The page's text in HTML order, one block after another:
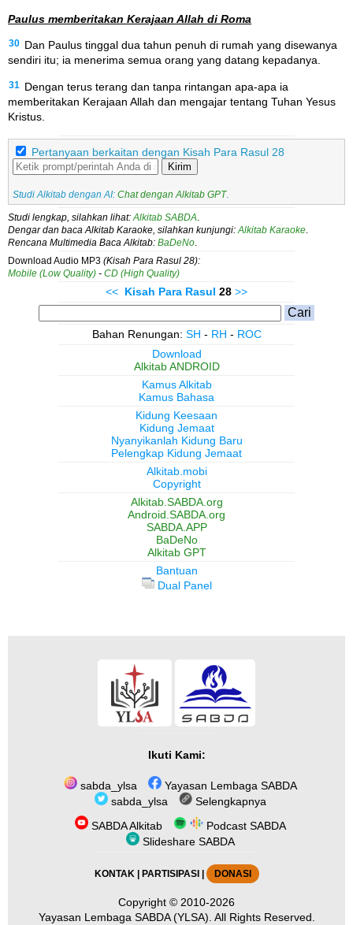
Paulus memberitakan Kerajaan Allah di Roma
30 Dan Paulus tinggal dua tahun penuh di rumah yang disewanya
sendiri itu; ia menerima semua orang yang datang kepadanya.
31
Dengan terus terang dan tanpa rintangan apa-apa ia
memberitakan Kerajaan Allah dan mengajar tentang Tuhan Yesus
Kristus.
Pertanyaan berkaitan dengan Kisah Para Rasul 28
Kirim
Studi Alkitab dengan AI: Chat dengan Alkitab GPT.
Studi lengkap, silahkan lihat: Alkitab SABDA
Dengar dan baca Alkitab Karaoke, silahkan kunjungi: Alkitab Karaoke
Rencana Multimedia Baca Alkitab: BaDeNo
Download Audio MP3 (Kisah Para Rasul 28):
Mobile (Low Quality) - CD (High Quality)
<< Kisah Para Rasul 28 >>
Bahan Renungan: SH - RH - ROC
Download
Alkitab ANDROID
Kamus Alkitab
Kamus Bahasa
Kidung Keesaan
Kidung Jemaat
Nyanyikanlah Kidung Baru
Pelengkap Kidung Jemaat
Alkitab.mobi
Copyright
Alkitab.SABDA.org
Android.SABDA.org
SABDA.APP
BaDeNo
Alkitab GPT
Bantuan
Dual Panel
Ikuti Kami:
sabda_ylsa
Yayasan Lembaga SABDA
sabda_ylsa
Selengkapnya
SABDA Alkitab
Podcast SABDA
Slideshare SABDA
KONTAK| PARTISIPASI| DONASI
Copyright © 2010-2026
Yayasan Lembaga SABDA (YLSA). All Rights Reserved.